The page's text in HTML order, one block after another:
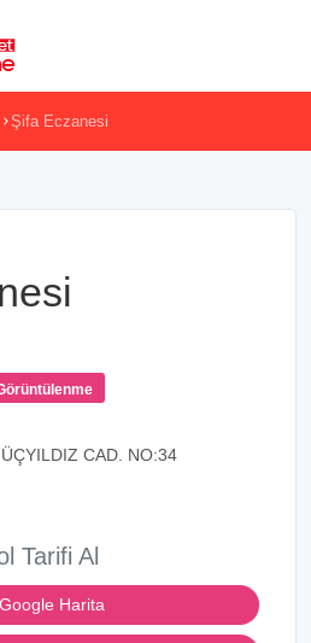
Şifa Eczanesi
CAD. NO:34
Tarifi Al
Harita